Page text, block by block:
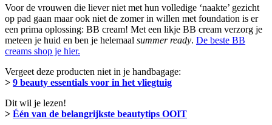
Voor de vrouwen die liever niet met hun volledige ‘naakte’ gezicht
op pad gaan maar ook niet de zomer in willen met foundation is er
een prima oplossing: BB cream! Met een likje BB cream verzorg je
meteen je huid en ben je helemaal summer ready. De beste BB
creams shop je hier.
Vergeet deze producten niet in je handbagage:
> 9 beauty essentials voor in het vliegtuig
Dit wil je lezen!
> Één van de belangrijkste beautytips OOIT